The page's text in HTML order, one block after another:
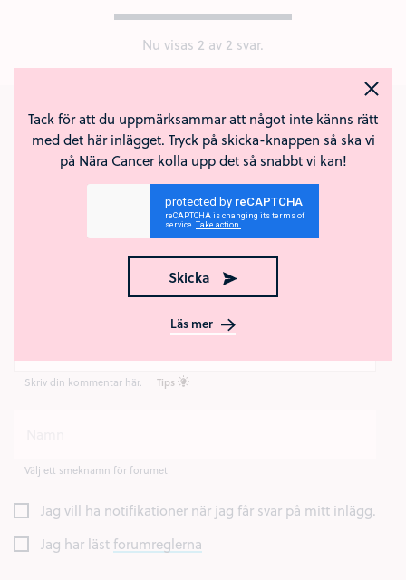
Tack för att du uppmärksammar att något inte känns rätt
med det här inlägget. Tryck på skicka-knappen så ska vi
på Nära Cancer kolla upp det så snabbt vi kan!
Skicka
Läs mer
Nu visas 2 av 2 svar.
Svara på "Min mamma 💔"
Kommentar
Skriv din kommentar här. Tips
Välj ett smeknamn för forumet
Jag vill ha notifikationer när jag får svar på mitt inlägg.
Jag har läst forumreglerna